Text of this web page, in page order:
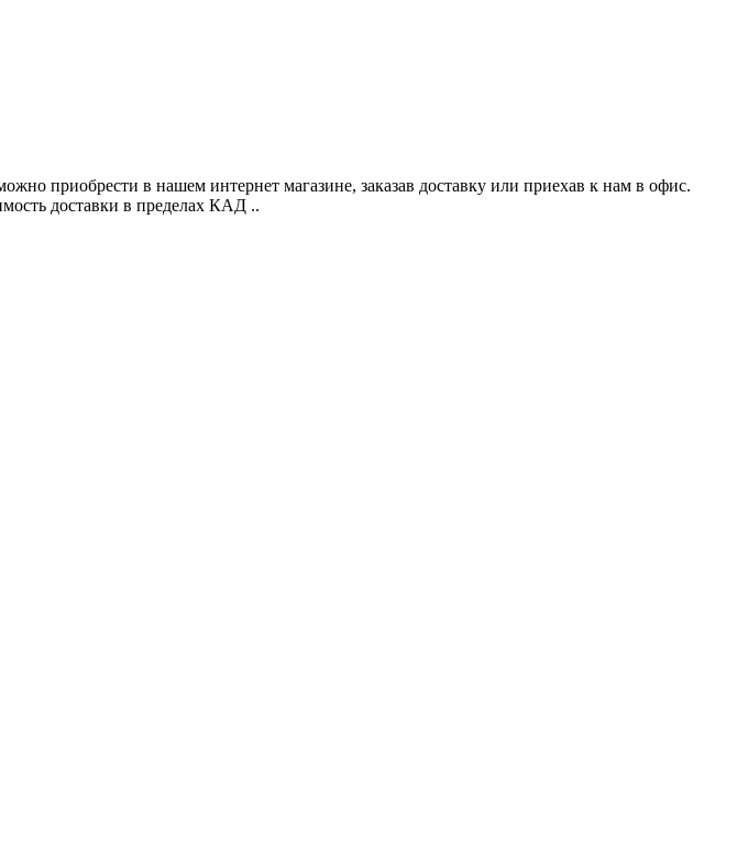
приобрести в нашем интернет магазине, заказав доставку или приехав к нам в офис.
доставки в пределах КАД ..